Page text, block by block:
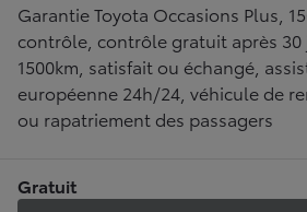
Garantie Toyota Occasions Plus,
contrôle, contrôle gratuit après 30
1500km, satisfait ou échangé,
européenne 24h/24, véhicule de
ou rapatriement des passagers
Gratuit